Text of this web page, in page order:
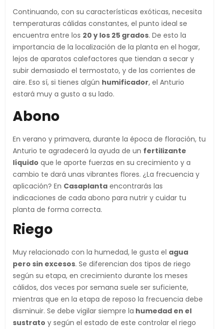
Continuando, con su características exóticas, necesita
temperaturas cálidas constantes, el punto ideal se
encuentra entre los 20 y los 25 grados. De esto la
importancia de la localización de la planta en el hogar,
lejos de aparatos calefactores que tiendan a secar y
subir demasiado el termostato, y de las corrientes de
aire. Eso sí, si tienes algún humificador, el Anturio
estará muy a gusto a su lado.
Abono
En verano y primavera, durante la época de floración, tu
Anturio te agradecerá la ayuda de un fertilizante
líquido que le aporte fuerzas en su crecimiento y a
cambio te dará unas vibrantes flores. ¿La frecuencia y
aplicación? En Casaplanta encontrarás las
indicaciones de cada abono para nutrir y cuidar tu
planta de forma correcta.
Riego
Muy relacionado con la humedad, le gusta el agua
pero sin excesos. Se diferencian dos tipos de riego
según su etapa, en crecimiento durante los meses
cálidos, dos veces por semana suele ser suficiente,
mientras que en la etapa de reposo la frecuencia debe
disminuir. Se debe vigilar siempre la humedad en el
sustrato y según el estado de este controlar el riego